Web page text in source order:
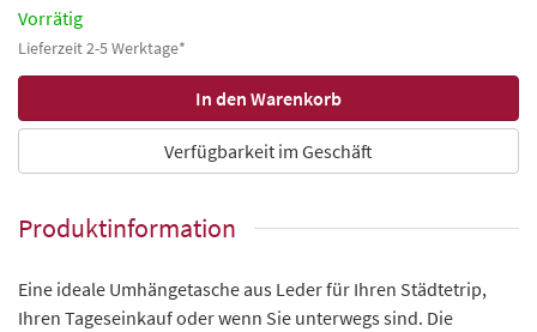
Vorrätig
Lieferzeit 2-5 Werktage*
Verfügbarkeit im Geschäft
Produktinformation
Eine ideale Umhängetasche aus Leder für Ihren Städtetrip,
Ihren Tageseinkauf oder wenn Sie unterwegs sind. Die